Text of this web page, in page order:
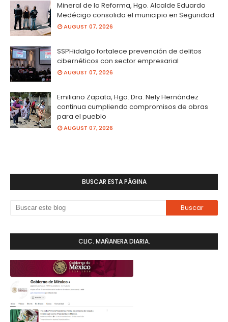
Mineral de la Reforma, Hgo. Alcalde Eduardo
Medécigo consolida el municipio en Seguridad
AUGUST 07, 2026
SSPHidalgo fortalece prevención de delitos
cibernéticos con sector empresarial
AUGUST 07, 2026
Emiliano Zapata, Hgo. Dra. Nely Hernández
continua cumpliendo compromisos de obras
para el pueblo
AUGUST 07, 2026
BUSCAR ESTA PÁGINA
CLIC. MAÑANERA DIARIA.